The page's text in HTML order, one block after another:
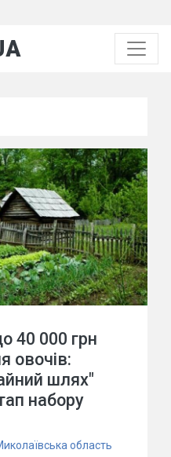
40 000 грн
овочів:
шлях"
набору
область